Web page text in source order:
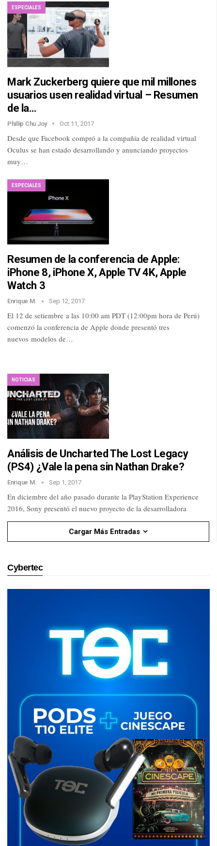
ESPECIALES
Mark Zuckerberg quiere que mil millones
usuarios usen realidad virtual – Resumen
de la…
Phillip Chu Joy Oct 11, 2017
Desde que Facebook compró a la compañía de realidad virtual
Oculus se han estado desarrollando y anunciando proyectos
muy…
ESPECIALES
Resumen de la conferencia de Apple:
iPhone 8, iPhone X, Apple TV 4K, Apple
Watch 3
Enrique M. Sep 12, 2017
El 12 de setiembre a las 10:00 am PDT (12:00pm hora de Perú)
comenzó la conferencia de Apple donde presentó tres
nuevos modelos de…
NOTICIAS
Análisis de Uncharted The Lost Legacy
(PS4) ¿Vale la pena sin Nathan Drake?
Enrique M. Sep 1, 2017
En diciembre del año pasado durante la PlayStation Experience
2016, Sony presentó el nuevo proyecto de la desarrolladora
Cargar Más Entradas
Cybertec